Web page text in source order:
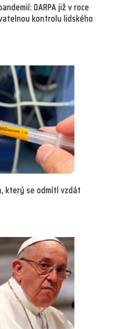
DARPA již v roce
kontrolu lidského
který se odmítl vzdát